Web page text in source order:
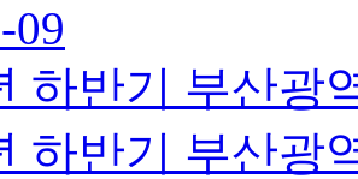
09
하반기 부산광
하반기 부산광